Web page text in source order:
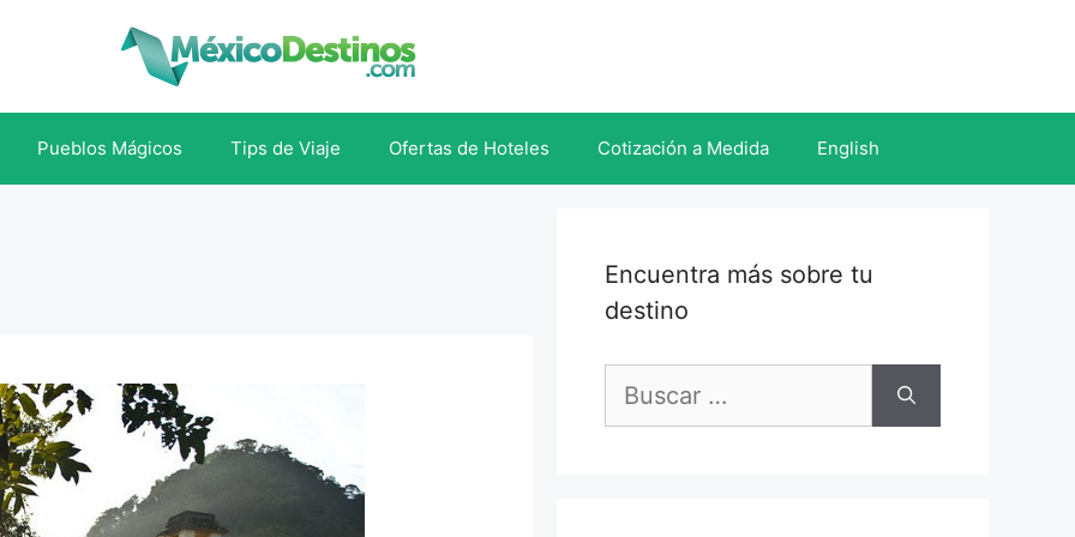
Pueblos Mágicos Tips de Viaje Ofertas de Hoteles Cotización a Medida English
Encuentra más sobre tu
destino